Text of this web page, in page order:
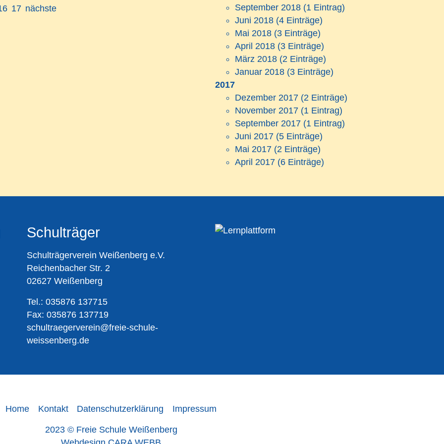
17 nächste
September 2018 (1 Eintrag)
Juni 2018 (4 Einträge)
Mai 2018 (3 Einträge)
April 2018 (3 Einträge)
März 2018 (2 Einträge)
Januar 2018 (3 Einträge)
2017
Dezember 2017 (2 Einträge)
November 2017 (1 Eintrag)
September 2017 (1 Eintrag)
Juni 2017 (5 Einträge)
Mai 2017 (2 Einträge)
April 2017 (6 Einträge)
Schulträger
Schulträgerverein Weißenberg e.V.
Reichenbacher Str. 2
02627 Weißenberg
Tel.: 035876 137715
Fax: 035876 137719
schultraegerverein@freie-schule-
weissenberg.de
Home Kontakt Datenschutzerklärung Impressum
2023 © Freie Schule Weißenberg